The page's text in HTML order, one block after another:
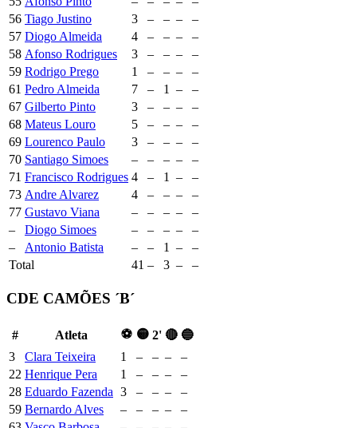
56 Tiago Justino 3 – – –
–
57 Diogo Almeida 4 – – –
–
58 Afonso Rodrigues 3 – – –
–
59 Rodrigo Prego 1 – – –
–
61 Pedro Almeida 7 – 1 –
–
67 Gilberto Pinto 3 – – –
–
68 Mateus Louro 5 – – –
–
69 Lourenco Paulo 3 – – –
–
70 Santiago Simoes – – – –
–
71 Francisco Rodrigues 4 – 1 –
–
73 Andre Alvarez 4 – – –
–
77 Gustavo Viana – – – –
–
–
Diogo Simoes – – – –
–
–
Antonio Batista – – 1 –
–
Total
41 – 3 – –
CDE CAMÕES ´B´
# Atleta ⚽ 🟡 2' 🔴 🔵
3
Clara Teixeira 1 – – –
–
22 Henrique Pera 1 – – –
–
28 Eduardo Fazenda 3 – – –
–
59 Bernardo Alves – – – –
–